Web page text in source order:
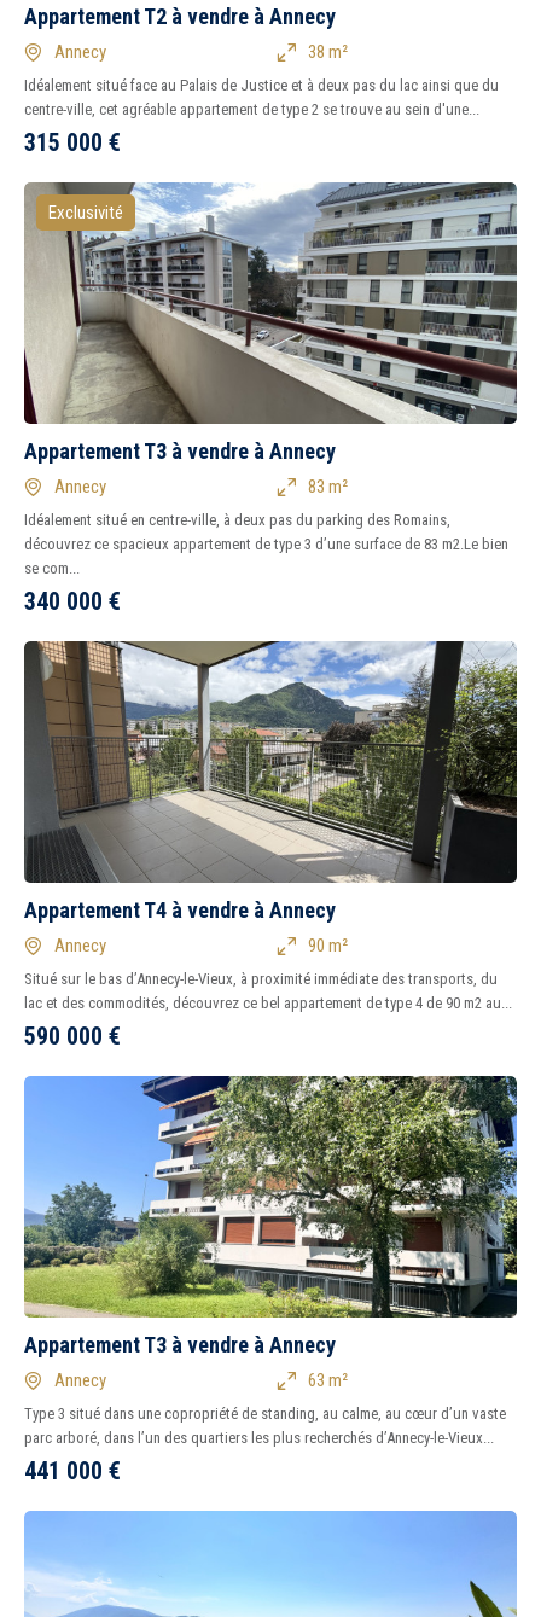
Appartement T2 à vendre à Annecy
Annecy 38 m²
Idéalement situé face au Palais de Justice et à deux pas du lac ainsi que du
centre-ville, cet agréable appartement de type 2 se trouve au sein d'une...
315 000 €
Exclusivité
Appartement T3 à vendre à Annecy
Annecy 83 m²
Idéalement situé en centre-ville, à deux pas du parking des Romains,
découvrez ce spacieux appartement de type 3 d’une surface de 83 m2.Le bien
se com...
340 000 €
Appartement T4 à vendre à Annecy
Annecy 90 m²
Situé sur le bas d’Annecy-le-Vieux, à proximité immédiate des transports, du
lac et des commodités, découvrez ce bel appartement de type 4 de 90 m2 au...
590 000 €
Appartement T3 à vendre à Annecy
Annecy 63 m²
Type 3 situé dans une copropriété de standing, au calme, au cœur d’un vaste
parc arboré, dans l’un des quartiers les plus recherchés d’Annecy-le-Vieux...
441 000 €